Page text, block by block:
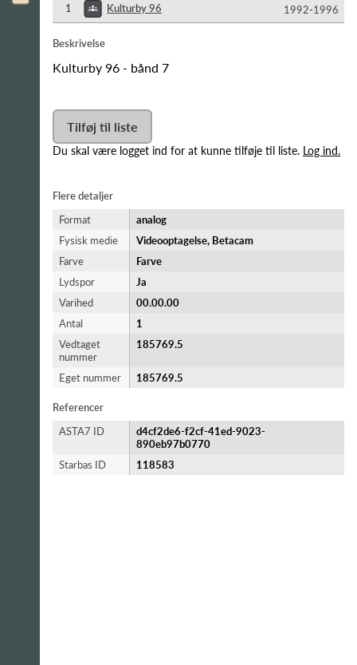
1 Kulturby 96 1992-​1996
Beskrivelse
Kulturby 96 - bånd 7
Tilføj til liste
Du skal være logget ind for at kunne tilføje til liste. Log ind.
Flere detaljer
Format
analog
Fysisk medie
Videooptagelse, Betacam
Farve
Farve
Lydspor
Ja
Varihed
00.00.00
Antal
1
Vedtaget
nummer
185769.5
Eget nummer 185769.5
Referencer
ASTA7 ID
d4cf2de6-f2cf-41ed-9023-
890eb97b0770
Starbas ID
118583